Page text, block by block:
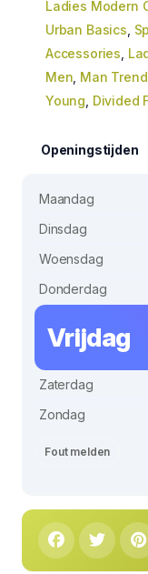
Ladies Modern
Urban Basics
Accessories
Men Man Trend
Young Divided
Openingstijden
Maandag
Dinsdag
Woensdag
Donderdag
Vrijdag
Zaterdag
Zondag
Fout melden